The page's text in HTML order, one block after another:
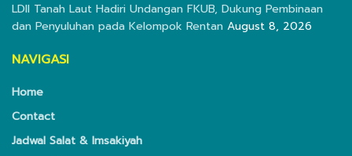
LDII Tanah Laut Hadiri Undangan FKUB, Dukung Pembinaan
dan Penyuluhan pada Kelompok Rentan August 8, 2026
NAVIGASI
Home
Contact
Jadwal Salat & Imsakiyah